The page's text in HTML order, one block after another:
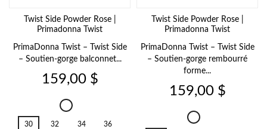
Twist Side Powder Rose |
Primadonna Twist
PrimaDonna Twist – Twist Side
– Soutien-gorge balconnet...
Prix
159,00 $
Twist
30 32 34 36
Twist Side Powder Rose |
Primadonna Twist
PrimaDonna Twist – Twist Side
– Soutien-gorge rembourré
forme...
Prix
159,00 $
Twist